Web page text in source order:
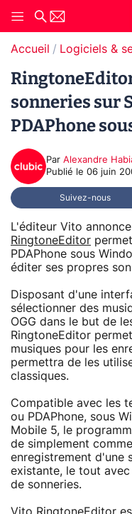
Accueil Logiciels &
sonneries sur
PDAPhone
Par Alexandre
Publié le 06 juin
Suivez-nous
L'éditeur Vito
RingtoneEditor
PDAPhone sous
éditer ses propres
Disposant d'une
sélectionner des
OGG dans le but de
RingtoneEditor
musiques pour les
permettra de les
classiques.
Compatible avec les
ou PDAPhone, sous
Mobile 5, le
de simplement
enregistrement d'une
existante, le tout
de sonneries.
Vito RingtoneEditor